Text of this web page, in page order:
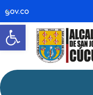
Abrir barra